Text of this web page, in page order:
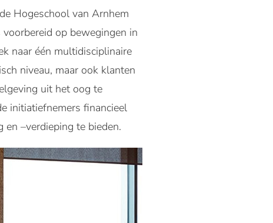
Hogeschool van Arnhem
op bewegingen in
naar één multidisciplinaire
niveau, maar ook klanten
uit het oog te
initiatiefnemers financieel
–verdieping te bieden.